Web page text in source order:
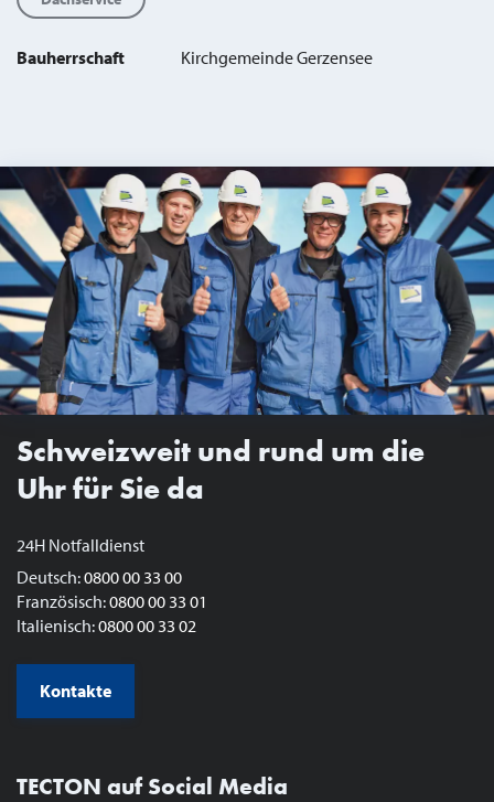
Bauherrschaft Kirchgemeinde Gerzensee
Schweizweit und rund um die
Uhr für Sie da
24H Notfalldienst
Deutsch:0800 00 33 00
Französisch:0800 00 33 01
Italienisch:0800 00 33 02
Kontakte
TECTON auf Social Media